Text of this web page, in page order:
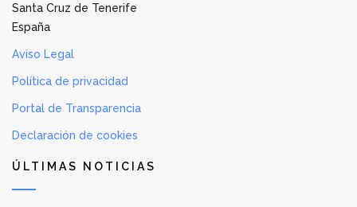
Santa Cruz de Tenerife
España
Aviso Legal
Política de privacidad
Portal de Transparencia
Declaración de cookies
ÚLTIMAS NOTICIAS